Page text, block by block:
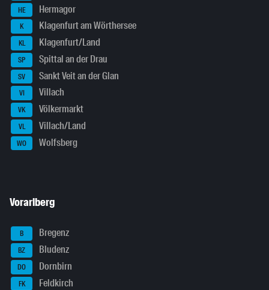
HE Hermagor
K Klagenfurt am Wörthersee
KL Klagenfurt/Land
SP Spittal an der Drau
SV Sankt Veit an der Glan
VI Villach
VK Völkermarkt
VL Villach/Land
WO Wolfsberg
Vorarlberg
B Bregenz
BZ Bludenz
DO Dornbirn
FK Feldkirch